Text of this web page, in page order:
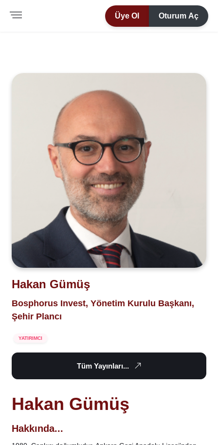
Üye Ol Oturum Aç
Hakan Gümüş
Bosphorus Invest, Yönetim Kurulu Başkanı,
Şehir Plancı
YATIRIMCI
Tüm Yayınları...
Hakan Gümüş
Hakkında...